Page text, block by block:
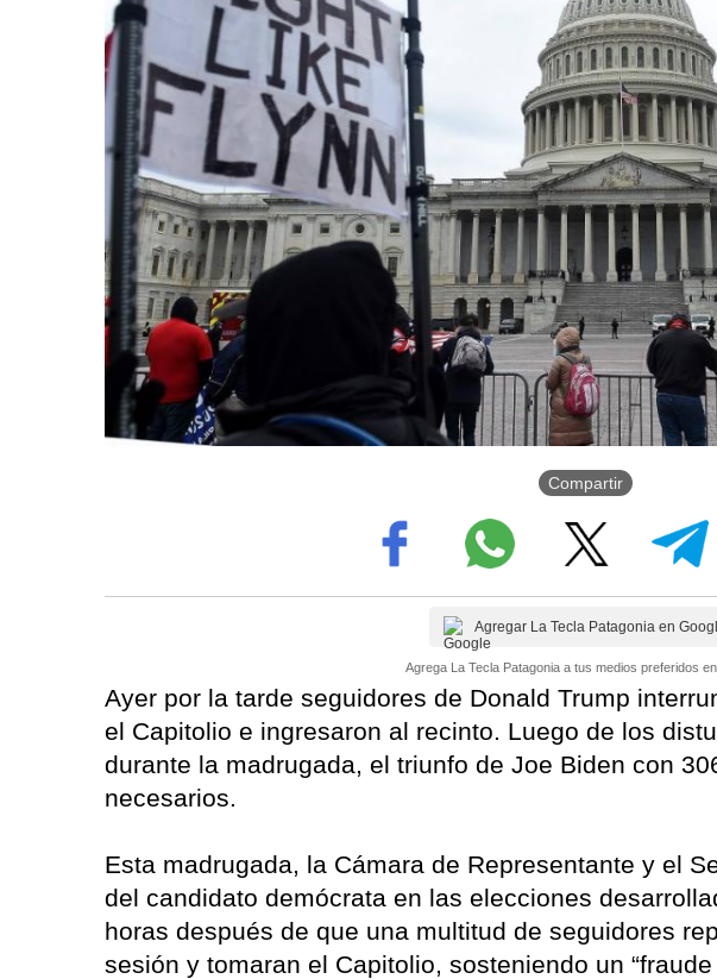
Compartir
Agregar La Tecla Patagonia en
Agrega La Tecla Patagonia a tus medios preferidos en
Ayer por la tarde seguidores de Donald Trump
el Capitolio e ingresaron al recinto. Luego de los
durante la madrugada, el triunfo de Joe Biden con
necesarios.
Esta madrugada, la Cámara de Representante y el
del candidato demócrata en las elecciones
horas después de que una multitud de seguidores
sesión y tomaran el Capitolio, sosteniendo un